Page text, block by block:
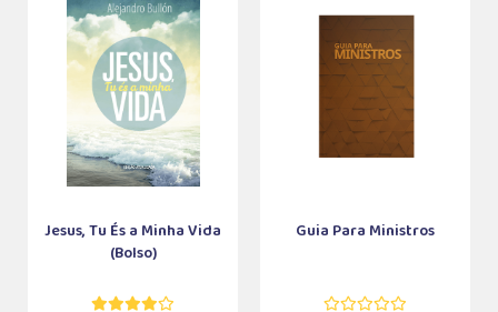
Jesus, Tu És a Minha Vida
(Bolso)
Guia Para Ministros